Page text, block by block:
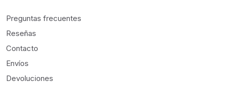
Preguntas frecuentes
Reseñas
Contacto
Envíos
Devoluciones